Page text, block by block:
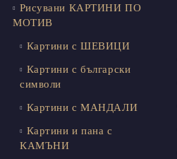
Рисувани КАРТИНИ ПО
МОТИВ
Картини с ШЕВИЦИ
Картини с български
символи
Картини с МАНДАЛИ
Картини и пана с
КАМЪНИ